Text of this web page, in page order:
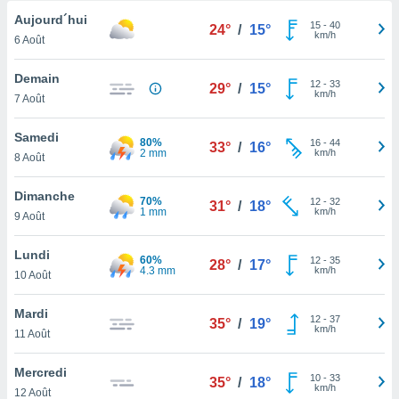
et
»,
au
vous
ou
de
ainsi
un
du
Aujourd´hui
6 Août
24° / 15° 15- 40
km/h
Demain
7 Août
29° / 15° 12- 33
km/h
Samedi
8 Août
80%
2 mm
33° / 16° 16- 44
km/h
Dimanche
9 Août
70%
1 mm
31° / 18° 12- 32
km/h
Lundi
10 Août
60%
4.3 mm
28° / 17° 12- 35
km/h
Mardi
11 Août
35° / 19° 12- 37
km/h
Mercredi
12 Août
35° / 18° 10- 33
km/h